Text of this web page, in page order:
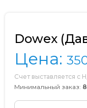
Dowex
Цена:
Счет выставляется с
Минимальный заказ: